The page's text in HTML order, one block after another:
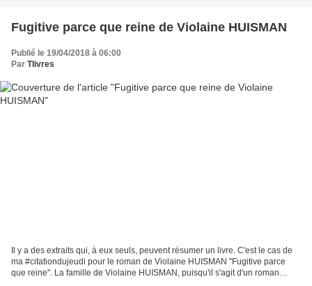
Fugitive parce que reine de Violaine HUISMAN
Publié le 19/04/2018 à 06:00
Par Tlivres
Il y a des extraits qui, à eux seuls, peuvent résumer un livre. C'est le cas de
ma #citationdujeudi pour le roman de Violaine HUISMAN "Fugitive parce
que reine". La famille de Violaine HUISMAN, puisqu'il s'agit d'un roman